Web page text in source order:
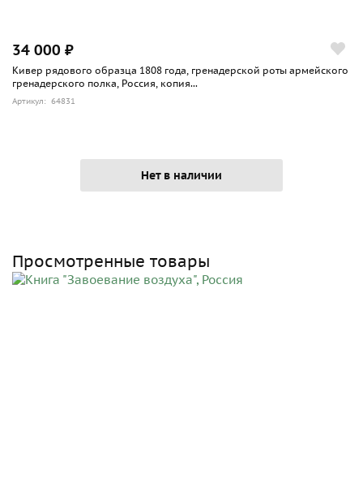
34 000 ₽
Кивер рядового образца 1808 года, гренадерской роты армейского
гренадерского полка, Россия, копия...
Артикул: 64831
Нет в наличии
Просмотренные товары